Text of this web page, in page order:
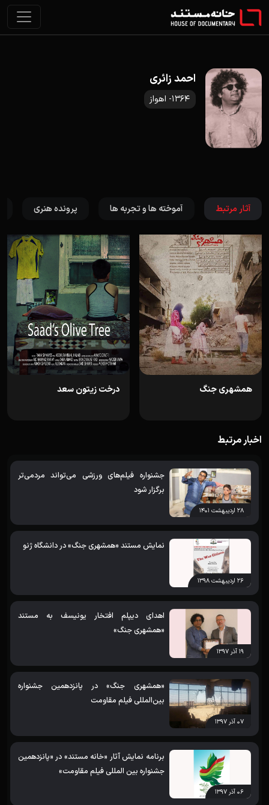
احمد زائری
1364- اهواز
آثار مرتبط آموخته ها و تجربه ها پرونده هنری
همشهری جنگ درخت زیتون سعد
اخبار مرتبط
۲۸ اردیبهشت ۱۴۰۱
جشنواره فیلم‌های ورزشی می‌تواند مردمی‌تر
برگزار شود
۲۶ اردیبهشت ۱۳۹۸
نمایش مستند «همشهری جنگ» در دانشگاه ژنو
۱۹ آذر ۱۳۹۷
اهدای دیپلم افتخار یونیسف به مستند
«همشهری جنگ»
۰۷ آذر ۱۳۹۷
«همشهری جنگ» در پانزدهمین جشنواره
بین‌المللی فیلم مقاومت
۰۶ آذر ۱۳۹۷
برنامه نمایش آثار «خانه مستند» در «پانزدهمین
جشنواره بین المللی فیلم مقاومت»